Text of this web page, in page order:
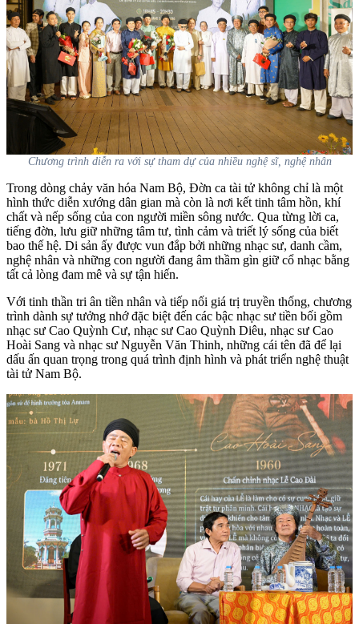
Chương trình diễn ra với sự tham dự của nhiều nghệ sĩ, nghệ nhân
Trong dòng chảy văn hóa Nam Bộ, Đờn ca tài tử không chỉ là một
hình thức diễn xướng dân gian mà còn là nơi kết tinh tâm hồn, khí
chất và nếp sống của con người miền sông nước. Qua từng lời ca,
tiếng đờn, lưu giữ những tâm tư, tình cảm và triết lý sống của biết
bao thế hệ. Di sản ấy được vun đắp bởi những nhạc sư, danh cầm,
nghệ nhân và những con người đang âm thầm gìn giữ cổ nhạc bằng
tất cả lòng đam mê và sự tận hiến.
Với tinh thần tri ân tiền nhân và tiếp nối giá trị truyền thống, chương
trình dành sự tưởng nhớ đặc biệt đến các bậc nhạc sư tiền bối gồm
nhạc sư Cao Quỳnh Cư, nhạc sư Cao Quỳnh Diêu, nhạc sư Cao
Hoài Sang và nhạc sư Nguyễn Văn Thinh, những cái tên đã để lại
dấu ấn quan trọng trong quá trình định hình và phát triển nghệ thuật
tài tử Nam Bộ.